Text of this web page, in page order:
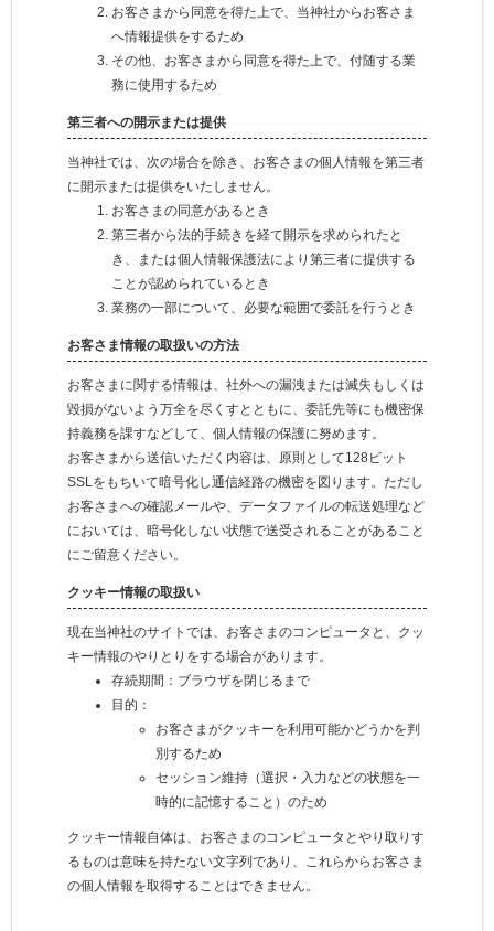
お客さまから同意を得た上で、当神社からお客さま
へ情報提供をするため
その他、お客さまから同意を得た上で、付随する業
務に使用するため
第三者への開示または提供
当神社では、次の場合を除き、お客さまの個人情報を第三者
に開示または提供をいたしません。
お客さまの同意があるとき
第三者から法的手続きを経て開示を求められたと
き、または個人情報保護法により第三者に提供する
ことが認められているとき
業務の一部について、必要な範囲で委託を行うとき
お客さま情報の取扱いの方法
お客さまに関する情報は、社外への漏洩または滅失もしくは
毀損がないよう万全を尽くすとともに、委託先等にも機密保
持義務を課すなどして、個人情報の保護に努めます。
お客さまから送信いただく内容は、原則として128ビット
SSLをもちいて暗号化し通信経路の機密を図ります。ただし
お客さまへの確認メールや、データファイルの転送処理など
においては、暗号化しない状態で送受されることがあること
にご留意ください。
クッキー情報の取扱い
現在当神社のサイトでは、お客さまのコンピュータと、クッ
キー情報のやりとりをする場合があります。
存続期間：ブラウザを閉じるまで
目的：
お客さまがクッキーを利用可能かどうかを判
別するため
セッション維持（選択・入力などの状態を一
時的に記憶すること）のため
クッキー情報自体は、お客さまのコンピュータとやり取りす
るものは意味を持たない文字列であり、これらからお客さま
の個人情報を取得することはできません。